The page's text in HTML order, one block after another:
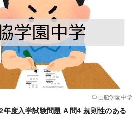
山脇学園中学
年度入学試験問題 A 問4 規則性のある